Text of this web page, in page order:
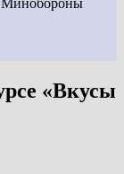
Минобороны
«Вкусы